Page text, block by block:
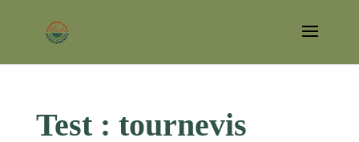
Test : tournevis